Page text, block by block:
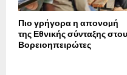
Πιο γρήγορα η απονοµή
της Εθνικής σύνταξης
Βορειοηπειρώτες